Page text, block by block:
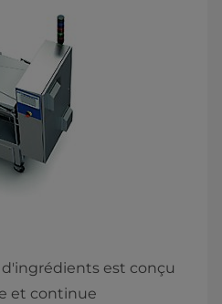
d'ingrédients est conçu
et continue